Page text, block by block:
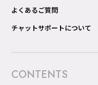
よくあるご質問
チャットサポートについて
CONTENTS